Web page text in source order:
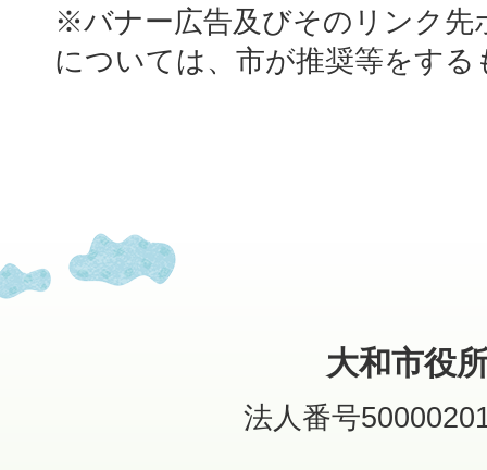
※バナー広告及びそのリンク先
については、市が推奨等をす
大和市役
法人番号